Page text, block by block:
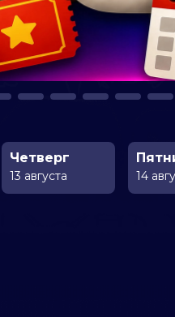
Четверг
13 августа 14